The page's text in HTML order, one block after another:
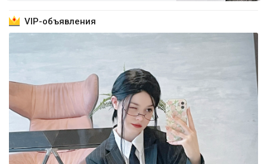
VIP-объявления